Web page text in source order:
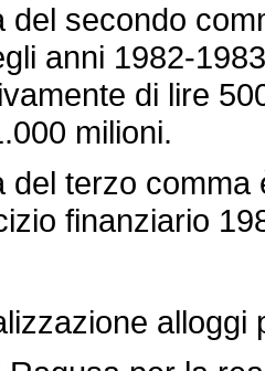
secondo
anni 1982-
di lire
milioni.
terzo comma
finanziario
alloggi